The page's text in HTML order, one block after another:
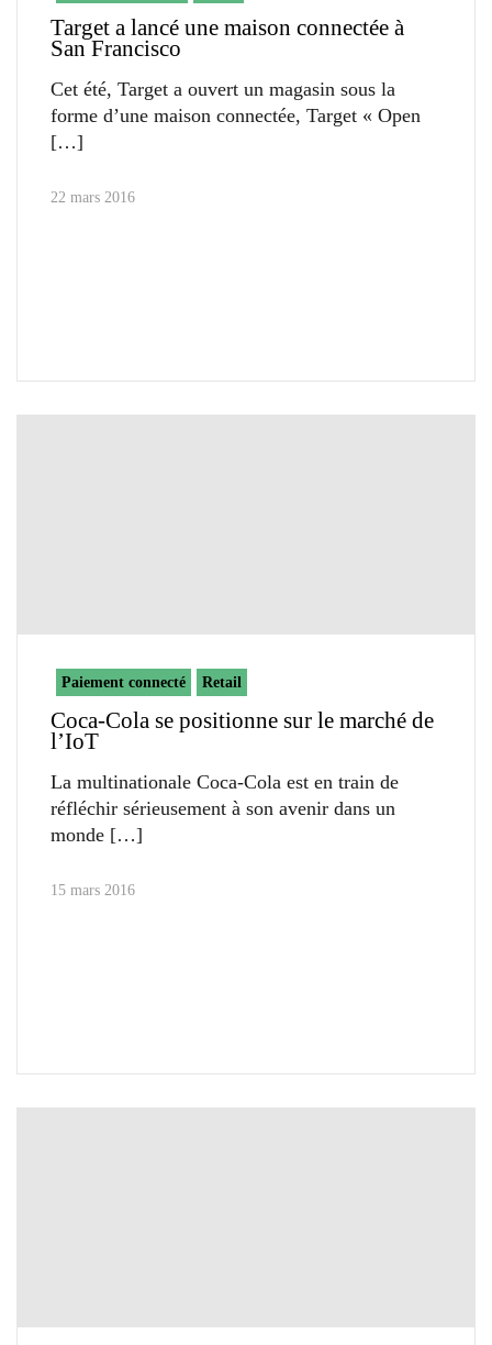
Target a lancé une maison connectée à
San Francisco
Cet été, Target a ouvert un magasin sous la
forme d’une maison connectée, Target « Open
22 mars 2016
Paiement connecté Retail
Coca-Cola se positionne sur le marché de
l’IoT
La multinationale Coca-Cola est en train de
réfléchir sérieusement à son avenir dans un
monde
15 mars 2016